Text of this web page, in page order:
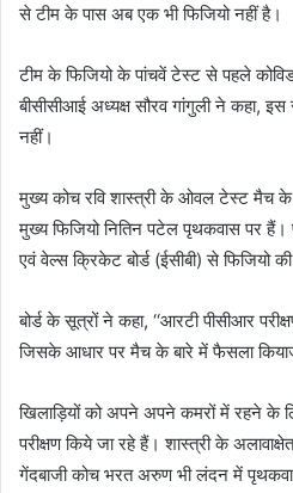
से टीम के पास अब एक भी फिजियो नहीं है।
टीम के फिजियो के पांचवें टेस्ट से पहले
बीसीसीआई अध्यक्ष सौरव गांगुली ने कहा,इस
नहीं।
मुख्य कोच रवि शास्त्री के ओवल टेस्ट मैच के
मुख्य फिजियो नितिन पटेल पृथकवास पर हैं।
एवं वेल्स क्रिकेट बोर्ड(ईसीबी)से फिजियो की
बोर्ड के सूत्रों ने कहा, ‘‘आरटी पीसीआर
जिसके आधार पर मैच के बारे में फैसला किया
खिलाड़ियों को अपने अपने कमरों में रहने के
परीक्षण किये जा रहे हैं। शास्त्री के अलावा
गेंदबाजी कोच भरत अरुण भी लंदन में